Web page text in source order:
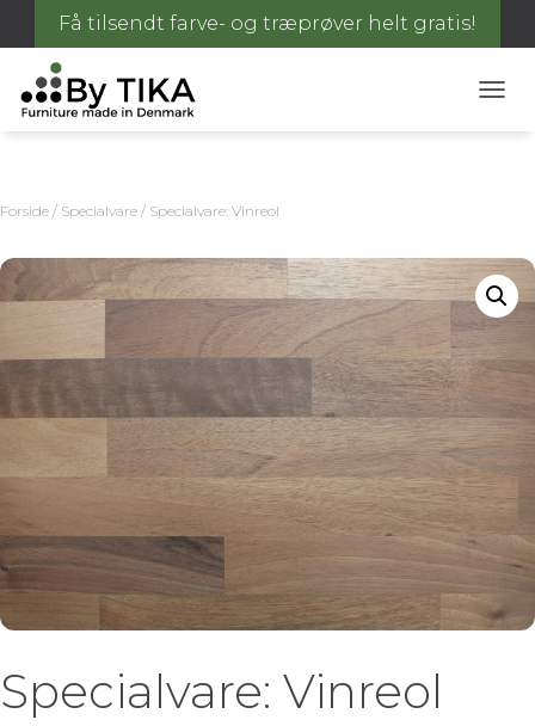
Få tilsendt farve- og træprøver helt gratis!
V
I
T
O
N
Forside / Specialvare / Specialvare: Vinreol
Specialvare: Vinreol